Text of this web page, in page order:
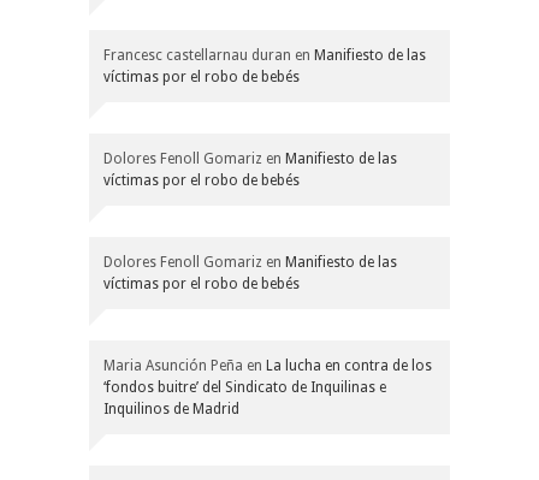
Francesc castellarnau duran en Manifiesto de las
víctimas por el robo de bebés
Dolores Fenoll Gomariz en Manifiesto de las
víctimas por el robo de bebés
Dolores Fenoll Gomariz en Manifiesto de las
víctimas por el robo de bebés
Maria Asunción Peña en La lucha en contra de los
‘fondos buitre’ del Sindicato de Inquilinas e
Inquilinos de Madrid